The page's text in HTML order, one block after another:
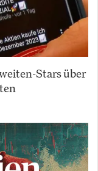
Stars über